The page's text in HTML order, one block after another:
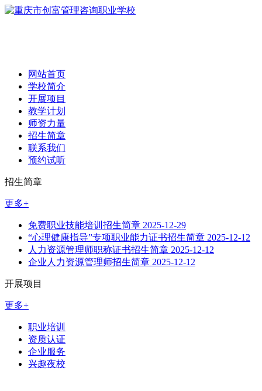
网站首页
学校简介
开展项目
教学计划
师资力量
招生简章
联系我们
预约试听
招生简章
更多+
免费职业技能培训招生简章 2025-12-29
“心理健康指导”专项职业能力证书招生简章 2025-12-12
人力资源管理师职称证书招生简章 2025-12-12
企业人力资源管理师招生简章 2025-12-12
开展项目
更多+
职业培训
资质认证
企业服务
兴趣夜校